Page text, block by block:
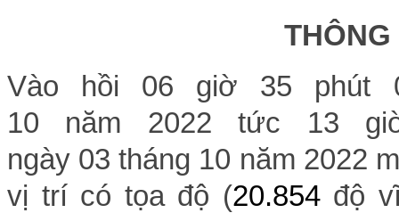
Vào hồi 06 giờ 35 phút
10 năm 2022 tức 13
ngày 03 tháng 10 năm 2022
vị trí có tọa độ (20.854độ